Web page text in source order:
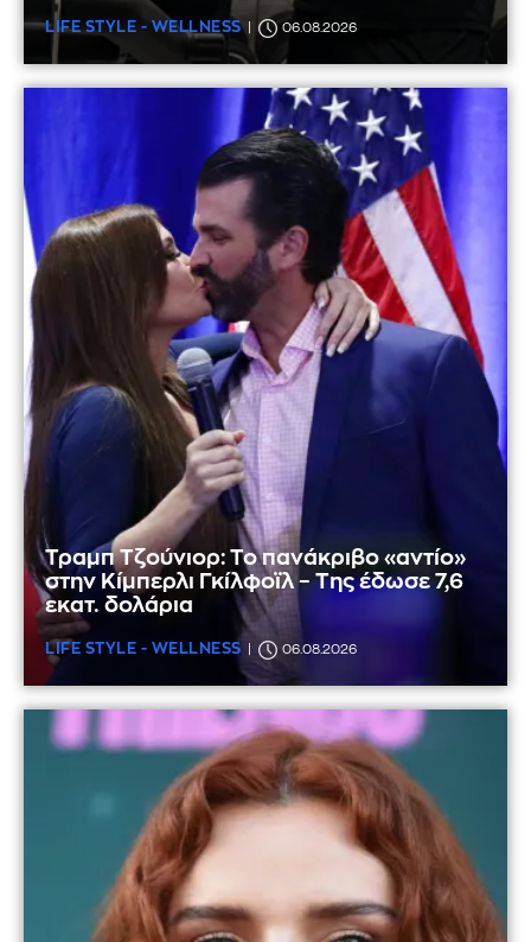
LIFE STYLE - WELLNESS 06.08.2026
Τραμπ Τζούνιορ: Το πανάκριβο «αντίο»
στην Κίμπερλι Γκίλφοϊλ – Της έδωσε 7,6
εκατ. δολάρια
LIFE STYLE - WELLNESS 06.08.2026